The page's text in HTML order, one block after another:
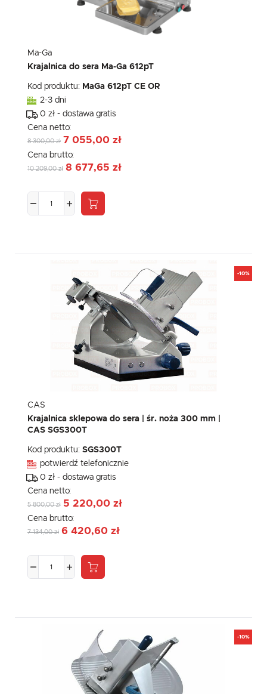
Ma-Ga
Krajalnica do sera Ma-Ga 612pT
Kod produktu: MaGa 612pT CE OR
2-3 dni
0 zł - dostawa gratis
Cena netto:
8 300,00 zł 7 055,00 zł
Cena brutto:
10 209,00 zł 8 677,65 zł
-10%
CAS
Krajalnica sklepowa do sera | śr. noża 300 mm |
CAS SGS300T
Kod produktu: SGS300T
potwierdź telefonicznie
0 zł - dostawa gratis
Cena netto:
5 800,00 zł 5 220,00 zł
Cena brutto:
7 134,00 zł 6 420,60 zł
-10%